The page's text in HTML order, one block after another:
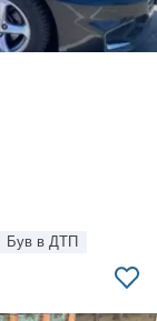
Був в ДТП